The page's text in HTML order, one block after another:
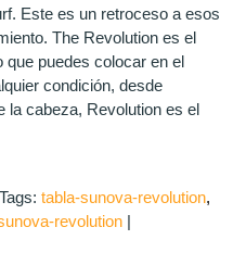
Este es un retroceso a esos
The Revolution es el
que puedes colocar en el
condición, desde
la cabeza, Revolution es el
Tags: tabla-sunova-revolution
revolution |